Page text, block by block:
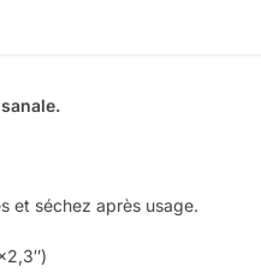
et séchez après usage.